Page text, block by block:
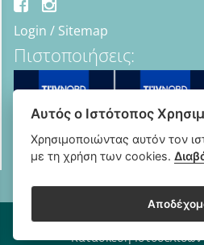
Login / Sitemap
Πιστοποιήσεις:
Copyright © 2018 - 2026 B2B
Κατασκευή
Αυτός ο Ιστότοπος
Χρησιμοποιώντας αυτόν τον
με τη χρήση των cookies.